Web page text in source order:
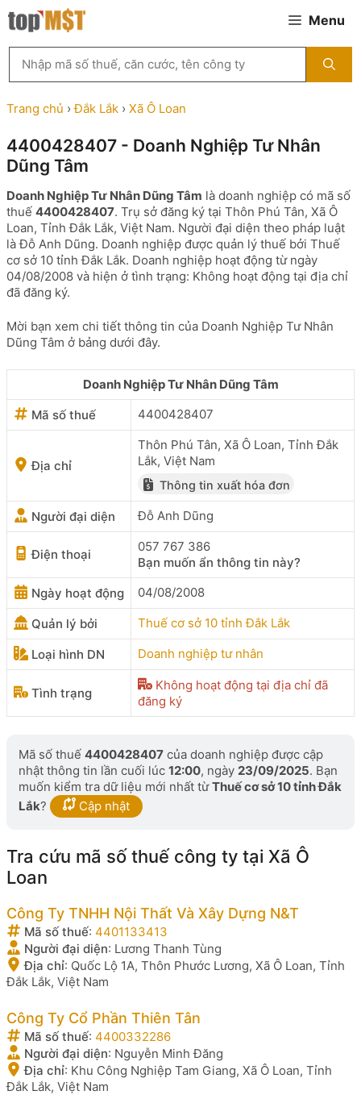
Chuyển
đến
Menu
kiếm
MST
theo
tên
ty,
người
diện
hoặc
mã
số
thuế
...
Trang chủ ›Đắk Lắk › Xã Ô Loan
4400428407 - Doanh Nghiệp Tư Nhân
Dũng Tâm
Doanh Nghiệp Tư Nhân Dũng Tâm là doanh nghiệp có mã số
thuế 4400428407. Trụ sở đăng ký tại Thôn Phú Tân, Xã Ô
Loan, Tỉnh Đắk Lắk, Việt Nam. Người đại diện theo pháp luật
là Đỗ Anh Dũng. Doanh nghiệp được quản lý thuế bởi Thuế
cơ sở 10 tỉnh Đắk Lắk. Doanh nghiệp hoạt động từ ngày
04/08/2008 và hiện ở tình trạng: Không hoạt động tại địa chỉ
đã đăng ký.
Mời bạn xem chi tiết thông tin của Doanh Nghiệp Tư Nhân
Dũng Tâm ở bảng dưới đây.
Doanh Nghiệp Tư Nhân Dũng Tâm
Mã số thuế
4400428407
Địa chỉ
Thôn Phú Tân, Xã Ô Loan, Tỉnh Đắk
Lắk, Việt Nam
Thông tin xuất hóa đơn
Người đại diện Đỗ Anh Dũng
Điện thoại
057 767 386
Bạn muốn ẩn thông tin này?
Ngày hoạt động
04/08/2008
Quản lý bởi Thuế cơ sở 10 tỉnh Đắk Lắk
Loại hình DN Doanh nghiệp tư nhân
Tình trạng
Không hoạt động tại địa chỉ đã
đăng ký
Mã số thuế 4400428407 của doanh nghiệp được cập
nhật thông tin lần cuối lúc 12:00, ngày 23/09/2025. Bạn
muốn kiểm tra dữ liệu mới nhất từThuế cơ sở 10 tỉnh Đắk
Lắk? Cập nhật
Tra cứu mã số thuế công ty tại Xã Ô
Loan
Công Ty TNHH Nội Thất Và Xây Dựng N&T
Mã số thuế: 4401133413
Người đại diện: Lương Thanh Tùng
Địa chỉ: Quốc Lộ 1A, Thôn Phước Lương, Xã Ô Loan, Tỉnh
Đắk Lắk, Việt Nam
Công Ty Cổ Phần Thiên Tân
Mã số thuế: 4400332286
Người đại diện: Nguyễn Minh Đăng
Địa chỉ: Khu Công Nghiệp Tam Giang, Xã Ô Loan, Tỉnh
Đắk Lắk, Việt Nam